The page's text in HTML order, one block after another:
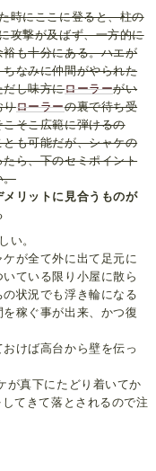
時にここに登ると、柱の
攻撃が及ばず、一方的に
も十分にある。ハエが
なみに仲間がやられた
だし味方にローラーがい
りローラーの裏で待ち受
そこ広範に弾けるの
も可能だが、シャケの
ら、下のセミポイント
。
リットに見合うものが
い。
が全て外に出て足元に
ている限り小屋に散ら
状況でも浮き輪になる
稼ぐ事が出来、かつ復
けば高台から壁を伝っ
が真下にたどり着いてか
てきて落とされるので注